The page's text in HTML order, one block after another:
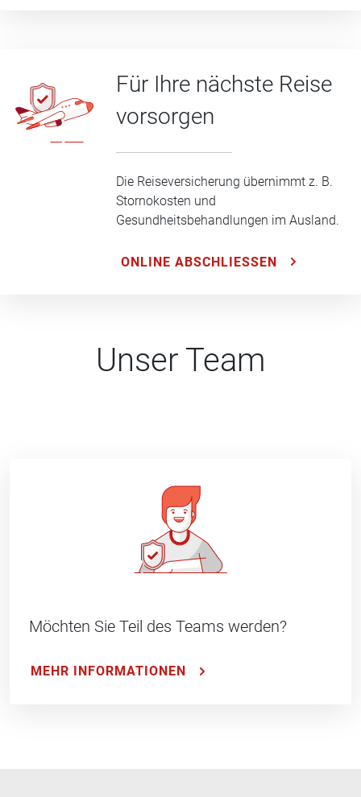
Für Ihre nächste Reise
vorsorgen
Die Reiseversicherung übernimmt z. B.
Stornokosten und
Gesundheitsbehandlungen im Ausland.
ONLINE ABSCHLIESSEN
Unser Team
Möchten Sie Teil des Teams werden?
MEHR INFORMATIONEN